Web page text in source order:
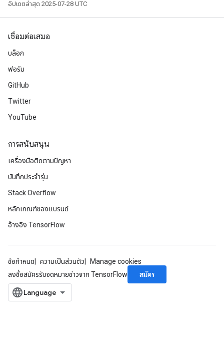
อัปเดตล่าสุด 2025-07-28 UTC
เชื่อมต่อเสมอ
บล็อก
ฟอรัม
GitHub
Twitter
YouTube
การสนับสนุน
เครื่องมือติดตามปัญหา
บันทึกประจำรุ่น
Stack Overflow
หลักเกณฑ์ของแบรนด์
อ้างอิง TensorFlow
ข้อกำหนด ความเป็นส่วนตัว
Manage cookies
ลงชื่อสมัครรับจดหมายข่าวจาก TensorFlow
สมัคร